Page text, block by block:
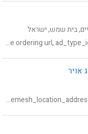
מיזוג אויר, עסקים, Category, publishing_status, shemesh_location_address, Online ordering url, ad_type_id
אויר
מיזוג אויר, עסקים, Category, publishing_status, Online ordering url, ad_type_id, shemesh_location_address